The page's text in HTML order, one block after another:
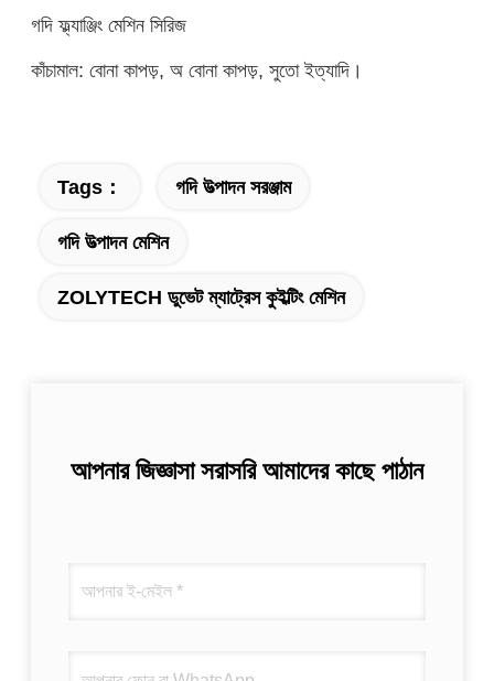
গদি ফ্ল্যাঞ্জিং মেশিন সিরিজ
কাঁচামাল: বোনা কাপড়, অ বোনা কাপড়, সুতো ইত্যাদি।
Tags： গদি উত্পাদন সরঞ্জাম
গদি উত্পাদন মেশিন
ZOLYTECH ডুভেট ম্যাট্রেস কুইল্টিং মেশিন
আপনার জিজ্ঞাসা সরাসরি আমাদের কাছে পাঠান